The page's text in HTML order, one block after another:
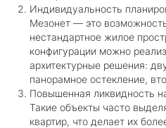
Индивидуальность
Мезонет — это
нестандартное жилое
конфигурации можно
архитектурные решения:
панорамное остекление,
Повышенная ликвидность
Такие объекты часто
квартир, что делает их